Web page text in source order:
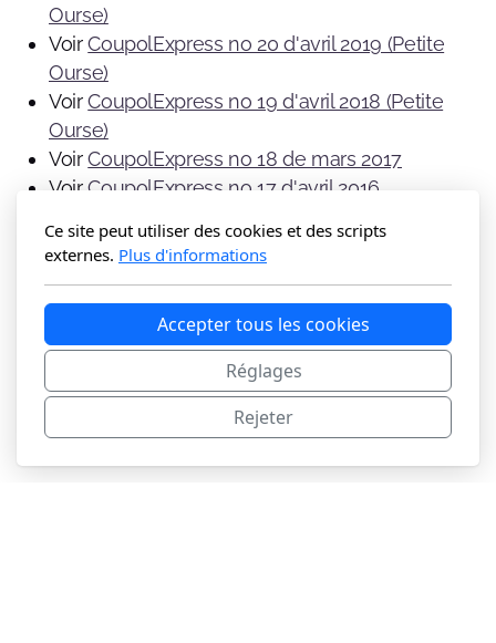
Ourse)
VoirCoupolExpress no 20 d'avril 2019 (Petite
Ourse)
VoirCoupolExpress no 19 d'avril 2018 (Petite
Ourse)
VoirCoupolExpress no 18 de mars 2017
VoirCoupolExpress no 17 d'avril 2016
Voir
CoupolExpress no 15 d'avril 2014
VoirCoupolExpress no 13 de juin 2012
CoupolExpress no 12 de mars 2011
CoupolExpress no 11 de mars 2010
Ce site peut utiliser des cookies et des scripts
externes. Plus d'informations
Accepter tous les cookies
Réglages
Rejeter